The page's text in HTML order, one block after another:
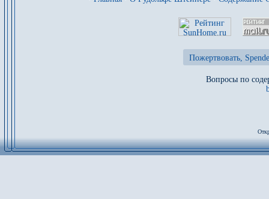
Пожертвовать,
Вопросы по